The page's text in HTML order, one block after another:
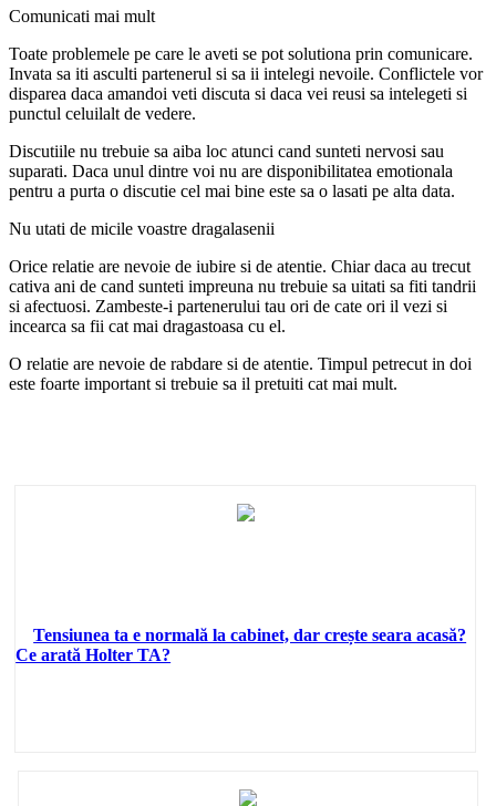
Comunicati mai mult
Toate problemele pe care le aveti se pot solutiona prin comunicare.
Invata sa iti asculti partenerul si sa ii intelegi nevoile. Conflictele vor
disparea daca amandoi veti discuta si daca vei reusi sa intelegeti si
punctul celuilalt de vedere.
Discutiile nu trebuie sa aiba loc atunci cand sunteti nervosi sau
suparati. Daca unul dintre voi nu are disponibilitatea emotionala
pentru a purta o discutie cel mai bine este sa o lasati pe alta data.
Nu utati de micile voastre dragalasenii
Orice relatie are nevoie de iubire si de atentie. Chiar daca au trecut
cativa ani de cand sunteti impreuna nu trebuie sa uitati sa fiti tandrii
si afectuosi. Zambeste-i partenerului tau ori de cate ori il vezi si
incearca sa fii cat mai dragastoasa cu el.
O relatie are nevoie de rabdare si de atentie. Timpul petrecut in doi
este foarte important si trebuie sa il pretuiti cat mai mult.
Tensiunea ta e normală la cabinet, dar crește seara acasă?
Ce arată Holter TA?